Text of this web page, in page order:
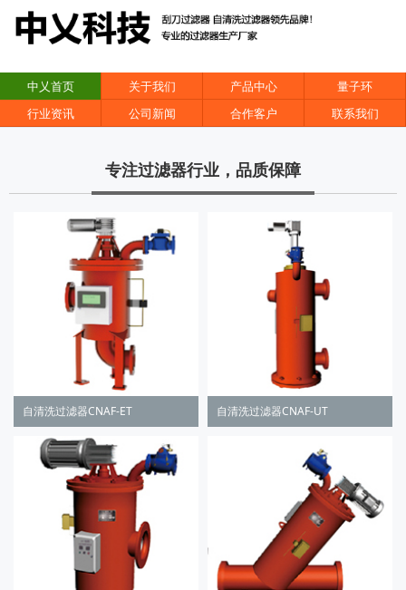
中乂首页 关于我们 产品中心
量子环
行业资讯
公司新闻 合作客户 联系我们
专注过滤器行业，品质保障
自清洗过滤器CNAF-ET 自清洗过滤器CNAF-UT